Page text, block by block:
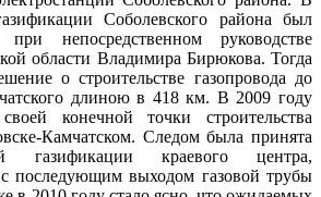
Соболевского района был
непосредственном руководстве
области Владимира Бирюкова. Тогда
о строительстве газопровода до
длиною в 418 км. В 2009 году
конечной точки строительства
Камчатском. Следом была принята
газификации краевого центра,
с последующим выходом газовой трубы